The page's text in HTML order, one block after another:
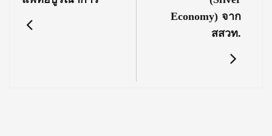
Economy) จาก
สสวท.